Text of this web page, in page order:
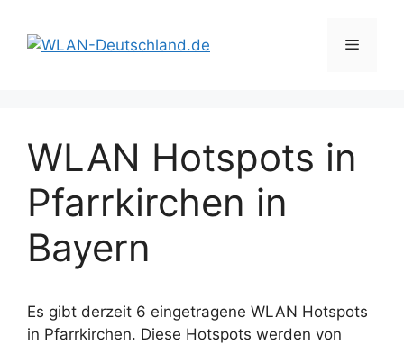
Inhalt
springen
Menü
WLAN Hotspots in
Pfarrkirchen in
Bayern
Es gibt derzeit 6 eingetragene WLAN Hotspots
in Pfarrkirchen. Diese Hotspots werden von